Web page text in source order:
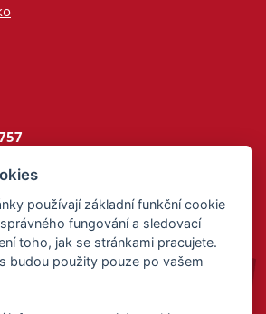
používají základní funkční cookie
fungování a sledovací
toho, jak se stránkami pracujete.
budou použity pouze po vašem